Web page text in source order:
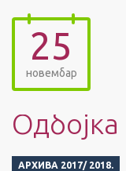
25
новембар
Одбојка
АРХИВА 2017/ 2018.